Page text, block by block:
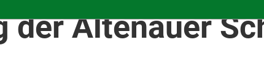
der Altenauer